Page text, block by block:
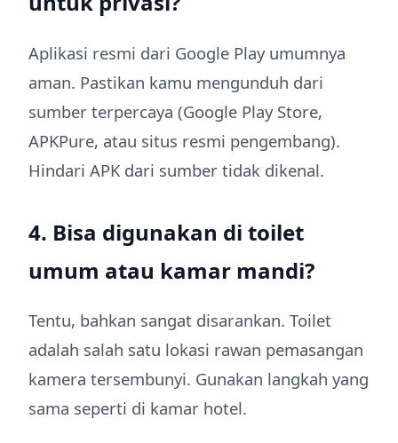
Aplikasi resmi dari Google Play umumnya
aman. Pastikan kamu mengunduh dari
sumber terpercaya (Google Play Store,
APKPure, atau situs resmi pengembang).
Hindari APK dari sumber tidak dikenal.
4. Bisa digunakan di toilet
umum atau kamar mandi?
Tentu, bahkan sangat disarankan. Toilet
adalah salah satu lokasi rawan pemasangan
kamera tersembunyi. Gunakan langkah yang
sama seperti di kamar hotel.